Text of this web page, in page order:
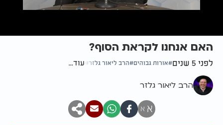
האם אנחנו לקראת הסוף?
לפני 5 שנים אורות גבוהים הרב ליאור גלזר עוד...
הרב ליאור גלזר
א א